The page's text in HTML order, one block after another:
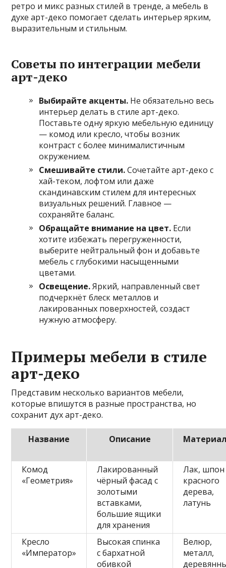
ретро и микс разных стилей в тренде, а мебель в
духе арт-деко помогает сделать интерьер ярким,
выразительным и стильным.
Советы по интеграции мебели
арт-деко
Выбирайте акценты. Не обязательно весь
интерьер делать в стиле арт-деко.
Поставьте одну яркую мебельную единицу
— комод или кресло, чтобы возник
контраст с более минималистичным
окружением.
Смешивайте стили.Сочетайте арт-деко с
хай-теком, лофтом или даже
скандинавским стилем для интересных
визуальных решений. Главное —
сохраняйте баланс.
Обращайте внимание на цвет. Если
хотите избежать перегруженности,
выберите нейтральный фон и добавьте
мебель с глубокими насыщенными
цветами.
Освещение.Яркий, направленный свет
подчеркнёт блеск металлов и
лакированных поверхностей, создаст
нужную атмосферу.
Примеры мебели в стиле
арт-деко
Представим несколько вариантов мебели,
которые впишутся в разные пространства, но
сохранит дух арт-деко.
Название Описание
Комод
«Геометрия»
Лакированный
чёрный фасад с
золотыми
вставками,
большие ящики
для хранения
Лак, шпон
красного
дерева,
латунь
Кресло
«Император»
Высокая спинка
с бархатной
обивкой
Велюр,
металл,